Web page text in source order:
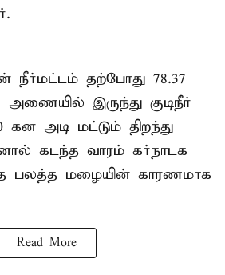
நீர்மட்டம் தற்போது 78.37
இருந்து குடிநீர்
அடி மட்டும் திறந்து
கடந்த வாரம் கர்நாடக
பலத்த மழையின் காரணமாக
Read More